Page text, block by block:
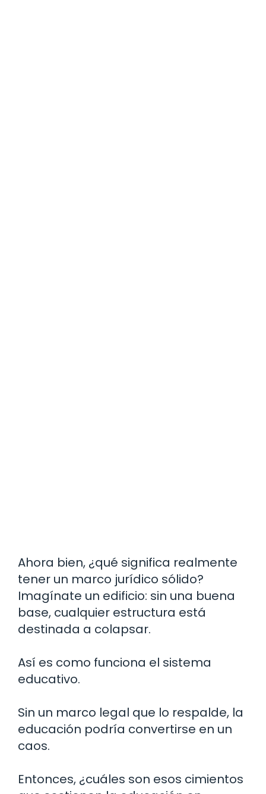
Ahora bien, ¿qué significa realmente
tener un marco jurídico sólido?
Imagínate un edificio: sin una buena
base, cualquier estructura está
destinada a colapsar.
Así es como funciona el sistema
educativo.
Sin un marco legal que lo respalde, la
educación podría convertirse en un
caos.
Entonces, ¿cuáles son esos cimientos